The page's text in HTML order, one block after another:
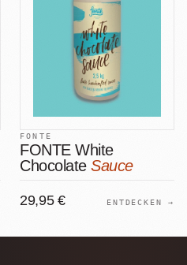
FONTE
FONTE White
Chocolate Sauce
29,95 € ENTDECKEN →